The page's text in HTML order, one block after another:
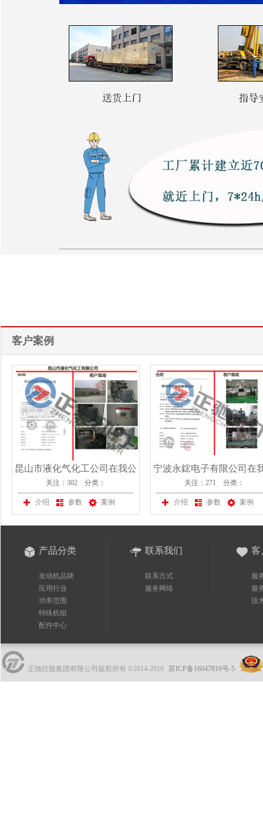
客户案例
昆山市液化气化工公司在我公
司采购一台上柴股份发电机组
关注：302 分类：
介绍 参数 案例
宁波永鋐电子有限公司在
司采购一台上柴股份发电
关注：271 分类：
介绍 参数 案例
产品分类
发动机品牌
应用行业
功率范围
特殊机组
配件中心
联系我们
联系方式
服务网络
客
服
服
技
正驰控股集团有限公司版权所有 ©2014-2016 苏ICP备16047810号-5